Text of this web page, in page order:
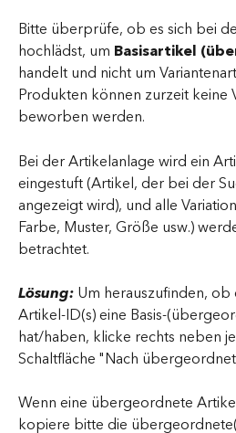
Bitte überprüfe, ob es sich bei
hochlädst, um Basisartikel
handelt und nicht um
Produkten können zurzeit keine
beworben werden.
Bei der Artikelanlage wird ein
eingestuft (Artikel, der bei der
angezeigt wird), und alle
Farbe, Muster, Größe usw.)
betrachtet.
Lösung: Um herauszufinden,
Artikel-ID(s) eine Basis-
hat/haben, klicke rechts neben
Schaltfläche "Nach
Wenn eine übergeordnete
kopiere bitte die